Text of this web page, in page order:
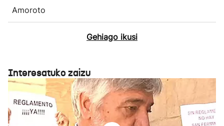
Amoroto
Gehiago ikusi
Interesatuko zaizu